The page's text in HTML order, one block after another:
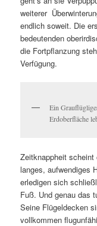
weiterer
endlich soweit. Die
bedeutenden
die Fortpflanzung
Verfügung.
Ein
Erdoberfläche
Zeitknappheit
langes, aufwendiges
erledigen sich
Fuß. Und genau das
Seine Flügeldecken
vollkommen